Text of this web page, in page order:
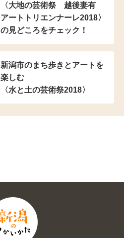
〈大地の芸術祭 越後妻有
アートトリエンナーレ2018〉
の見どころをチェック！
新潟市のまち歩きとアートを
楽しむ
〈水と土の芸術祭2018〉